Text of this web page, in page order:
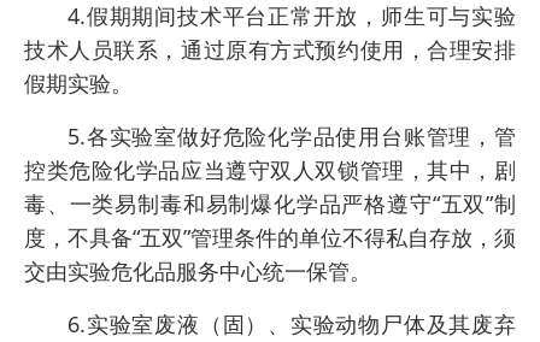
4.假期期间技术平台正常开放，师生可与实验
技术人员联系，通过原有方式预约使用，合理安排
假期实验。
5.各实验室做好危险化学品使用台账管理，管
控类危险化学品应当遵守双人双锁管理，其中，剧
毒、一类易制毒和易制爆化学品严格遵守“五双”制
度，不具备“五双”管理条件的单位不得私自存放，须
交由实验危化品服务中心统一保管。
6.实验室废液（固）、实验动物尸体及其废弃